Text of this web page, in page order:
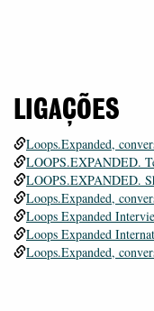
LIGAÇÕES
Loops.Expanded,
LOOPS.EXPANDED.
LOOPS.EXPANDED.
Loops.Expanded,
Loops Expanded
Loops Expanded
Loops.Expanded,